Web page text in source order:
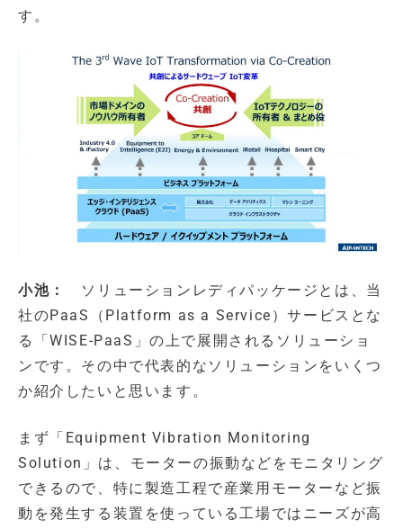
す。
小池：
ソリューションレディパッケージとは、当
社のPaaS（Platform as a Service）サービスとな
る「WISE-PaaS」の上で展開されるソリューショ
ンです。その中で代表的なソリューションをいくつ
か紹介したいと思います。
まず「Equipment Vibration Monitoring
Solution」は、モーターの振動などをモニタリング
できるので、特に製造工程で産業用モーターなど振
動を発生する装置を使っている工場ではニーズが高